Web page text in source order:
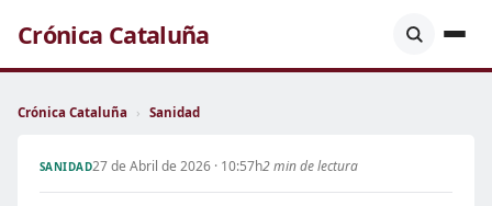
Crónica Cataluña
Crónica Cataluña › Sanidad
SANIDAD27 de Abril de 2026 · 10:57h2 min de lectura